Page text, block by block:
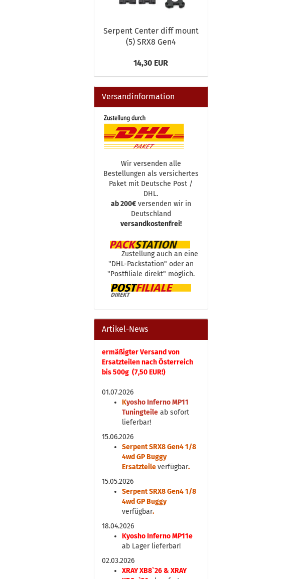
Serpent Center diff mount
(5) SRX8 Gen4
14,30 EUR
Versandinformation
Wir versenden alle
Bestellungen als versichertes
Paket mit Deutsche Post /
DHL.
ab 200€versenden wir in
Deutschland
versandkostenfrei!
Zustellung auch an eine
"DHL-Packstation" oder an
"Postfiliale direkt" möglich.
Artikel-News
ermäßigter Versand von
Ersatzteilen nach Österreich
bis 500g (7,50 EUR!)
01.07.2026
Kyosho Inferno MP11
Tuningteile ab sofort
lieferbar!
15.06.2026
Serpent SRX8 Gen4 1/8
4wd GP Buggy
Ersatzteileverfügbar.
15.05.2026
Serpent SRX8 Gen4 1/8
4wd GP Buggy
verfügbar.
18.04.2026
Kyosho Inferno MP11e
ab Lager lieferbar!
02.03.2026
XRAY XB8`26 & XRAY